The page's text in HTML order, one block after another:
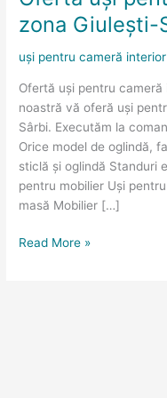
zona Giulești-
uși pentru cameră interior
Ofertă uși pentru cameră
noastră vă oferă uși
Sârbi. Executăm la
Orice model de oglindă,
sticlă și oglindă Standuri
pentru mobilier Uși
masă Mobilier […]
interior
zona
Sârbi
Read More »